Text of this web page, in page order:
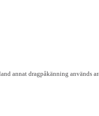
annat dragpåkänning används